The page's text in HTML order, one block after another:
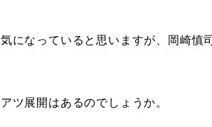
になっていると思いますが、岡崎慎
ツ展開はあるのでしょうか。